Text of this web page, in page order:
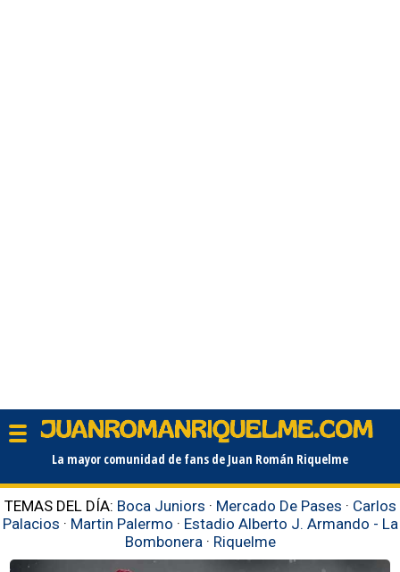
La mayor comunidad de fans de Juan Román Riquelme
TEMAS DEL DÍA: Boca Juniors · Mercado De Pases · Carlos
Palacios · Martin Palermo · Estadio Alberto J. Armando - La
Bombonera · Riquelme